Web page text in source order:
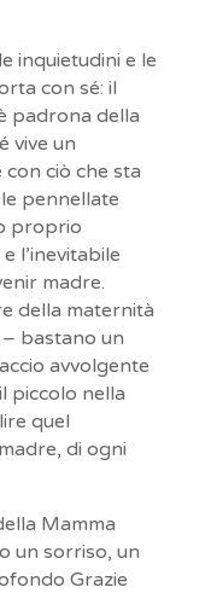
inquietudini e le
con sé: il
padrona della
vive un
ciò che sta
pennellate
proprio
l’inevitabile
madre.
della maternità
– bastano un
avvolgente
piccolo nella
quel
di ogni
Mamma
un sorriso, un
Grazie